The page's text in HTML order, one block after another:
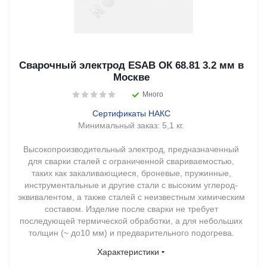
Сварочный электрод ESAB ОК 68.81 3.2 мм в
Москве
Много
Сертификаты НАКС
Минимальный заказ: 5,1 кг.
Высокопроизводительный электрод, предназначенный
для сварки сталей с ограниченной свариваемостью,
таких как закаливающиеся, броневые, пружинные,
инструментальные и другие стали с высоким углерод-
эквивалентом, а также сталей с неизвестным химическим
составом. Изделие после сварки не требует
последующей термической обработки, а для небольших
толщин (~ до10 мм) и предварительного подогрева.
Характеристики